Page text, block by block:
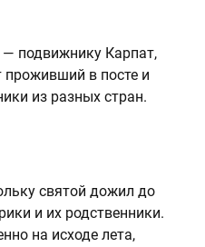
— подвижнику Карпат,
проживший в посте и
из разных стран.
святой дожил до
и их родственники.
на исходе лета,